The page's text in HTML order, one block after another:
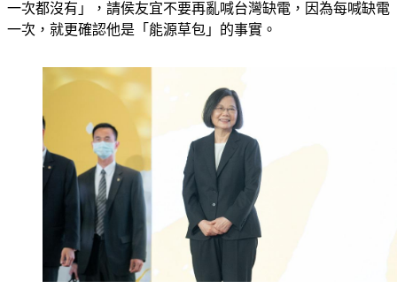
一次，就更確認他是「能源草包」的事實。